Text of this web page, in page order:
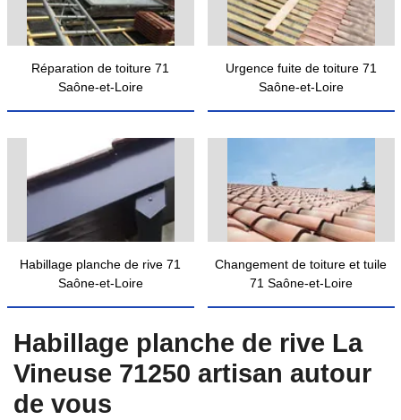
Réparation de toiture 71
Saône-et-Loire
Urgence fuite de toiture 71
Saône-et-Loire
Habillage planche de rive 71
Saône-et-Loire
Changement de toiture et tuile
71 Saône-et-Loire
Habillage planche de rive La
Vineuse 71250 artisan autour
de vous